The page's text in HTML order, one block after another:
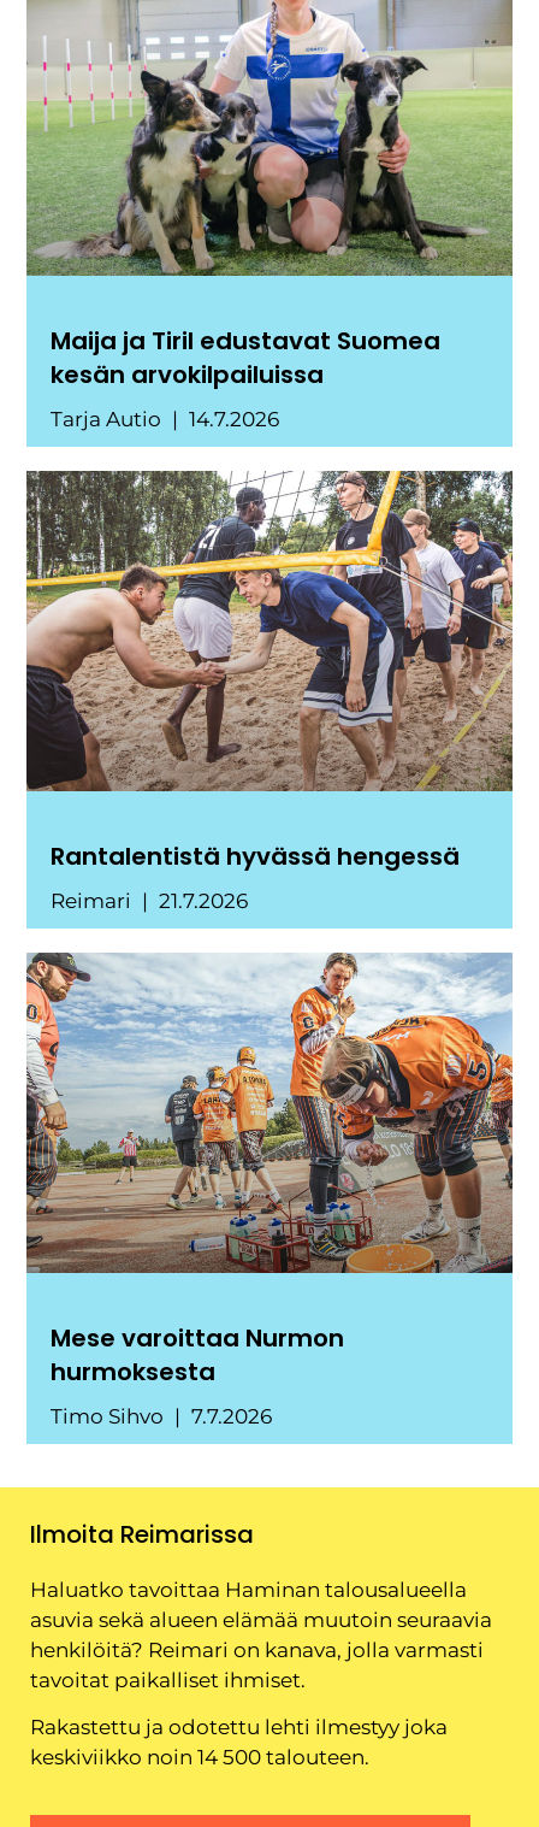
Maija ja Tiril edustavat Suomea
kesän arvokilpailuissa
Tarja Autio 14.7.2026
Rantalentistä hyvässä hengessä
Reimari 21.7.2026
Mese varoittaa Nurmon
hurmoksesta
Timo Sihvo 7.7.2026
Ilmoita Reimarissa
Haluatko tavoittaa Haminan talousalueella
asuvia sekä alueen elämää muutoin seuraavia
henkilöitä? Reimari on kanava, jolla varmasti
tavoitat paikalliset ihmiset.
Rakastettu ja odotettu lehti ilmestyy joka
keskiviikko noin 14 500 talouteen.